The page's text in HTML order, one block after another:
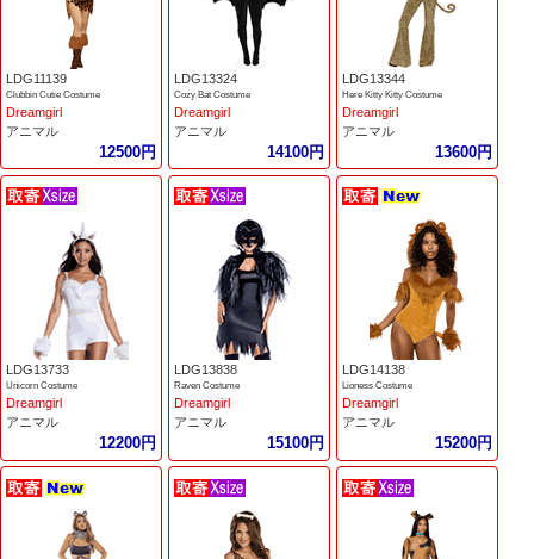
LDG11139
Clubbin Cutie Costume
Dreamgirl
アニマル
12500円
LDG13324
Cozy Bat Costume
Dreamgirl
アニマル
14100円
LDG13344
Here Kitty Kitty Costume
Dreamgirl
アニマル
13600円
LDG13733
Unicorn Costume
Dreamgirl
アニマル
12200円
LDG13838
Raven Costume
Dreamgirl
アニマル
15100円
LDG14138
Lioness Costume
Dreamgirl
アニマル
15200円